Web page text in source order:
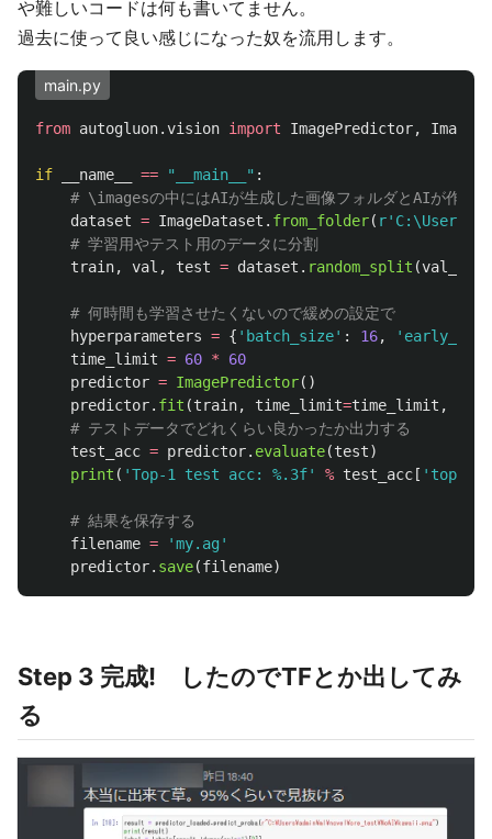
や難しいコードは何も書いてません。
過去に使って良い感じになった奴を流用します。
main.py
from autogluon.vision import ImagePredictor,
if __name__ == " __main__ " :
dataset = ImageDataset . from_folder( r'
train, val , test = dataset . random_split (val_size
hyperparameters = { ' batch_size' : 16, '
time_limit = 60 *
60
predictor = ImagePredictor()
predictor. fit (train, time_limit=time_limit ,
test_acc = predictor. evaluate(test)
print ( 'Top-1 test acc: %.3f' % test_acc [ ' top1
filename = 'my.ag '
predictor. save(filename)
Step 3 完成! したのでTFとか出してみ
る